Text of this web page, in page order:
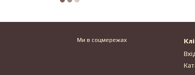
Ми в соцмережах